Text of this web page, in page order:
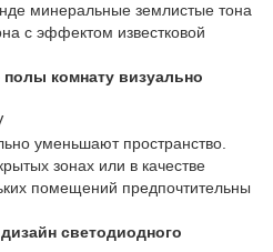
минеральные землистые тона
с эффектом известковой
комнату визуально
уменьшают пространство.
зонах или в качестве
помещений предпочтительны
светодиодного